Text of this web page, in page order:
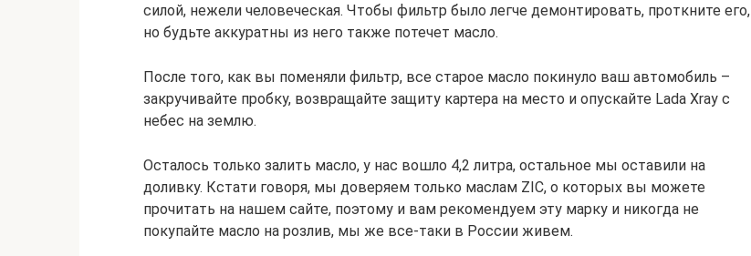
силой, нежели человеческая. Чтобы фильтр было легче демонтировать, проткните его,
но будьте аккуратны из него также потечет масло.
После того, как вы поменяли фильтр, все старое масло покинуло ваш автомобиль –
закручивайте пробку, возвращайте защиту картера на место и опускайте Lada Xray с
небес на землю.
Осталось только залить масло, у нас вошло 4,2 литра, остальное мы оставили на
доливку. Кстати говоря, мы доверяем только маслам ZIC, о которых вы можете
прочитать на нашем сайте, поэтому и вам рекомендуем эту марку и никогда не
покупайте масло на розлив, мы же все-таки в России живем.